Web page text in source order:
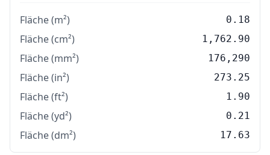
Fläche (m²) 0.18
Fläche (cm²) 1,762.90
Fläche (mm²) 176,290
Fläche (in²) 273.25
Fläche (ft²) 1.90
Fläche (yd²) 0.21
Fläche (dm²) 17.63